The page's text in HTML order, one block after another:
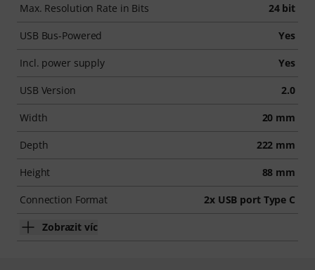
Max. Resolution Rate in Bits 24 bit
USB Bus-Powered Yes
Incl. power supply Yes
USB Version 2.0
Width 20 mm
Depth 222 mm
Height 88 mm
Connection Format 2x USB port Type C
Zobrazit víc